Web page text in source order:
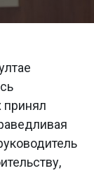
принял